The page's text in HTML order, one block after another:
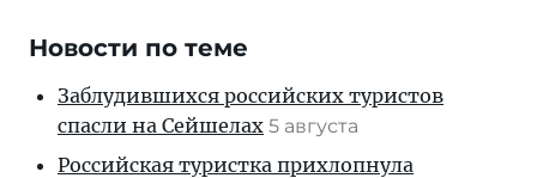
Новости по теме
Заблудившихся российских туристов
спасли на Сейшелах 5 августа
Российская туристка прихлопнула